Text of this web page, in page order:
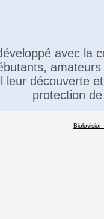
avec la
leur découverte
protection
Biolovision